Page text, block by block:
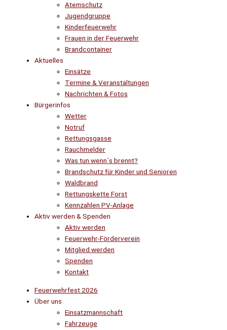
Atemschutz
Jugendgruppe
Kinderfeuerwehr
Frauen in der Feuerwehr
Brandcontainer
Aktuelles
Einsätze
Termine & Veranstaltungen
Nachrichten & Fotos
Bürgerinfos
Wetter
Notruf
Rettungsgasse
Rauchmelder
Was tun wenn´s brennt?
Brandschutz für Kinder und Senioren
Waldbrand
Rettungskette Forst
Kennzahlen PV-Anlage
Aktiv werden & Spenden
Aktiv werden
Feuerwehr-Förderverein
Mitglied werden
Spenden
Kontakt
Feuerwehrfest 2026
Über uns
Einsatzmannschaft
Fahrzeuge